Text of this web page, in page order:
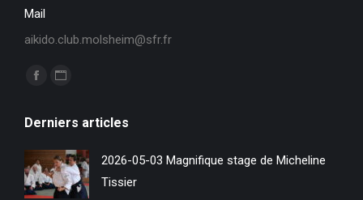
Mail
aikido.club.molsheim@sfr.fr
Trouvez nous sur :
La
Facebook
s'ouvre
dans
une
La
Site
Web
s'ouvre
dans
Derniers articles
2026-05-03 Magnifique stage de Micheline
Tissier